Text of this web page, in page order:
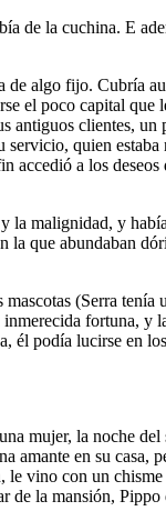
de la cuchina. E
de algo fijo. Cubría
el poco capital que
antiguos clientes, un
quien estaba
accedió a los deseos
la malignidad, y
la que abundaban
(Serra tenía
fortuna, y
él podía lucirse en
mujer, la noche del
amante en su casa,
vino con un chisme
de la mansión,